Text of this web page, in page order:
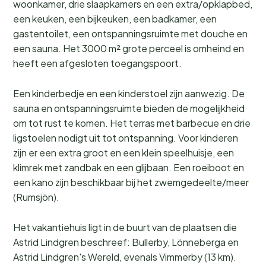
woonkamer, drie slaapkamers en een extra/opklapbed,
een keuken, een bijkeuken, een badkamer, een
gastentoilet, een ontspanningsruimte met douche en
een sauna. Het 3000 m² grote perceel is omheind en
heeft een afgesloten toegangspoort.
Een kinderbedje en een kinderstoel zijn aanwezig. De
sauna en ontspanningsruimte bieden de mogelijkheid
om tot rust te komen. Het terras met barbecue en drie
ligstoelen nodigt uit tot ontspanning. Voor kinderen
zijn er een extra groot en een klein speelhuisje, een
klimrek met zandbak en een glijbaan. Een roeiboot en
een kano zijn beschikbaar bij het zwemgedeelte/meer
(Rumsjön).
Het vakantiehuis ligt in de buurt van de plaatsen die
Astrid Lindgren beschreef: Bullerby, Lönneberga en
Astrid Lindgren's Wereld, evenals Vimmerby (13 km).